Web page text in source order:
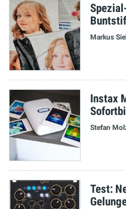
Markus
Instax
Stefan
Test: